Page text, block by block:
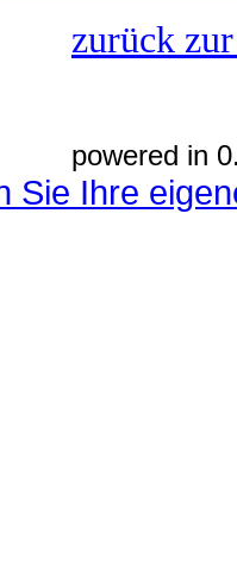
zurück
powered in
Sie Ihre